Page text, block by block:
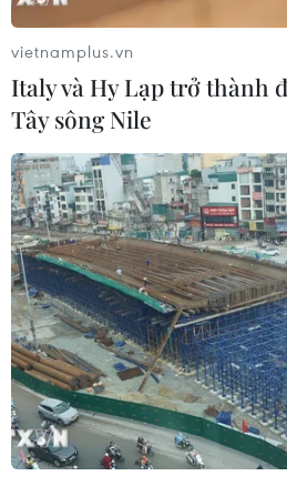
Mưa lớn gây ngập lụt, chia
Nghệ An
Tuyên Quang khẩn trương
các tuyến giao thông
Cảnh báo mưa cường độ
Bắc Bộ, Thanh Hóa và
Mưa lớn kéo dài gây
giao thông tại tỉnh Sơn La
Cảnh báo lũ quét, sạt lở
Bắc Bộ và Thanh Hóa
vietnamplus.vn
Italy và Hy Lạp trở thành
Tây sông Nile